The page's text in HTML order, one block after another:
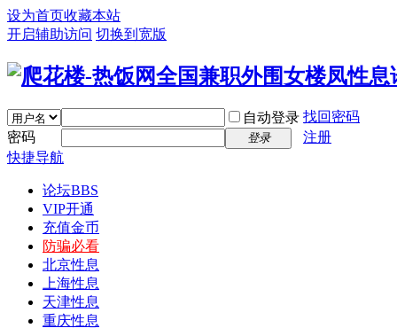
设为首页收藏本站
开启辅助访问 切换到宽版
自动登录 找回密码
密码
登录
注册
快捷导航
论坛BBS
VIP开通
充值金币
防骗必看
北京性息
上海性息
天津性息
重庆性息